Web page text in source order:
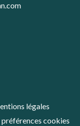
légales
préférences cookies